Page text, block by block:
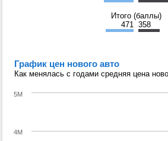
Итого (баллы)
471
358
График цен нового авто
Как менялась с годами средняя цена
4M
5M